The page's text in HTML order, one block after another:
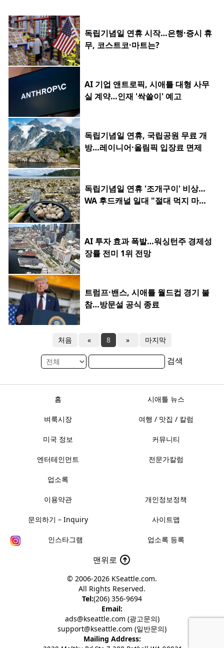
독립기념일 연휴 시작…은행·증시 휴
무, 코스트코·마트는?
AI 기업 앤트로픽, 시애틀 대형 사무
실 계약…인재 '싹쓸이' 예고
독립기념일 연휴, 국립공원 무료 개
방…레이니어·올림픽 입장료 면제
독립기념일 연휴 '조개구이' 비상…
WA 후드캐널 일대 "절대 먹지 마세
AI 투자 효과 폭발…워싱턴주 경제성
장률 전미 1위 전망
트럼프·밴스, 시애틀 월드컵 경기 불
참…방문설 공식 종료
처음 « 8 » 마지막
검색
홈 시애틀 뉴스
벼룩시장 여행 / 맛집 / 칼럼
미국 정보 커뮤니티
엔터테인먼트 전문가칼럼
업소록
이용약관 개인정보정책
문의하기 – Inquiry 사이트맵
인스타그램 업소록 등록
맨위로
© 2006-2026 KSeattle.com.
All Rights Reserved.
Tel:(206) 356-9694
Email:
ads@kseattle.com (광고문의)
support@kseattle.com (일반문의)
Mailing Address: